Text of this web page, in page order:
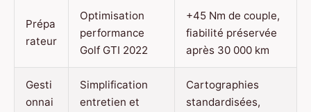
Prépa
rateur
Optimisation
performance
Golf GTI 2022
+45 Nm de couple,
fiabilité préservée
après 30 000 km
Gesti
onnai
Simplification
entretien et
Cartographies
standardisées,